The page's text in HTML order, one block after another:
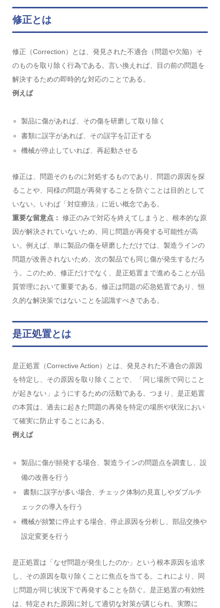
修正とは
修正（Correction）とは、発見された不適合（問題や欠陥）そ
のものを取り除く行為である。言い換えれば、目の前の問題を
解決するための即時的な対応のことである。
例えば
製品に傷があれば、その傷を研磨して取り除く
書類に誤字があれば、その誤字を訂正する
機械が停止していれば、再起動させる
修正は、問題そのものに対処するものであり、問題の原因を探
ることや、同様の問題が再発することを防ぐことは目的として
いない。いわば「対症療法」に近い概念である。
重要な留意点： 修正のみで対応を終えてしまうと、根本的な原
因が解決されていないため、同じ問題が再発する可能性が高
い。例えば、単に製品の傷を研磨しただけでは、製造ラインの
問題が改善されないため、次の製品でも同じ傷が発生するだろ
う。このため、修正だけでなく、是正処置まで進めることが品
質管理において重要である。修正は問題の応急処置であり、恒
久的な解決策ではないことを認識すべきである。
是正処置とは
是正処置（Corrective Action）とは、発見された不適合の原因
を特定し、その原因を取り除くことで、「同じ場所で同じこと
が起きない」ようにするための活動である。つまり、是正処置
の本質は、過去に起きた問題の再発を特定の場所や状況におい
て確実に防止することにある。
例えば
製品に傷が頻発する場合、製造ラインの問題点を調査し、設
備の改善を行う
書類に誤字が多い場合、チェック体制の見直しやダブルチ
ェックの導入を行う
機械が頻繁に停止する場合、停止原因を分析し、部品交換や
設定変更を行う
是正処置は「なぜ問題が発生したのか」という根本原因を追求
し、その原因を取り除くことに焦点を当てる。これにより、同
じ問題が同じ状況下で再発することを防ぐ。是正処置の有効性
は、特定された原因に対して適切な対策が講じられ、実際に